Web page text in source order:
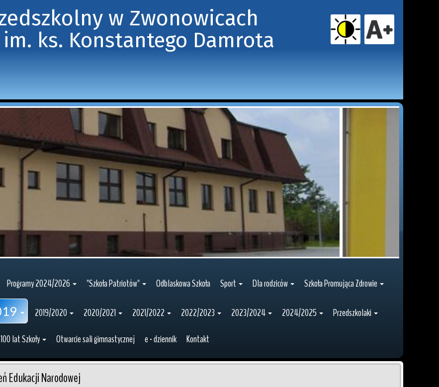
w Zwonowicach
ks. Konstantego Damrota
Programy 2024/2026 "Szkoła Patriotów" Odblaskowa Szkoła Sport Dla rodziców Szkoła Promująca Zdrowie
2019/2020 2020/2021 2021/2022 2022/2023 2023/2024 2024/2025
Przedszkolaki
100 lat Szkoły
Otwarcie sali gimnastycznej e - dziennik Kontakt
Edukacji Narodowej